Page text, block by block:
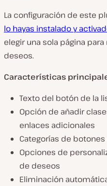
La configuración de este
lo hayas instalado y
elegir una sola página
deseos.
Características
Texto del botón de la
Opción de añadir
enlaces adicionales
Categorías de
Opciones de
de deseos
Eliminación